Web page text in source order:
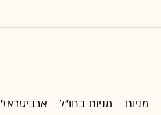
מניות מניות בחו"ל ארביטראז'